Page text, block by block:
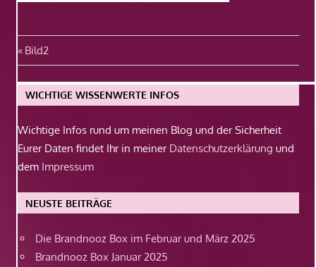
Beitragsnavigation
Vorheriger
Beitrag:
Bild2
WICHTIGE WISSENWERTE INFOS
Wichtige Infos rund um meinen Blog und der Sicherheit
Eurer Daten findet Ihr in meiner Datenschutzerklärung und
dem Impressum
NEUSTE BEITRÄGE
Die Brandnooz Box im Februar und März 2025
Brandnooz Box Januar 2025